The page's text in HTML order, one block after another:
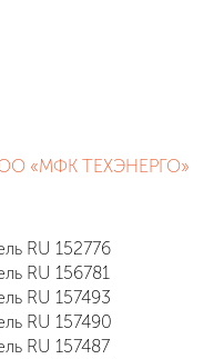
«МФК ТЕХЭНЕРГО»
RU 152776
RU 156781
RU 157493
RU 157490
RU 157487